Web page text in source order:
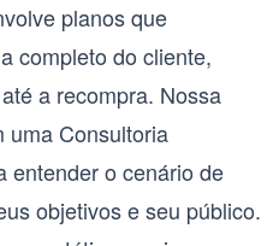
planos que
completo do cliente,
a recompra. Nossa
uma Consultoria
entender o cenário de
objetivos e seu público.